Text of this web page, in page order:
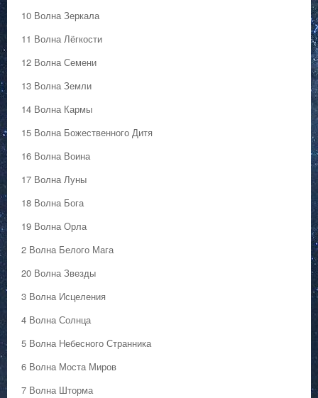
10 Волна Зеркала
11 Волна Лёгкости
12 Волна Семени
13 Волна Земли
14 Волна Кармы
15 Волна Божественного Дитя
16 Волна Воина
17 Волна Луны
18 Волна Бога
19 Волна Орла
2 Волна Белого Мага
20 Волна Звезды
3 Волна Исцеления
4 Волна Солнца
5 Волна Небесного Странника
6 Волна Моста Миров
7 Волна Шторма